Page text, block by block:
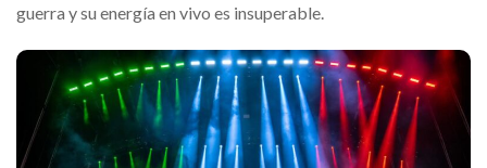
guerra y su energía en vivo es insuperable.